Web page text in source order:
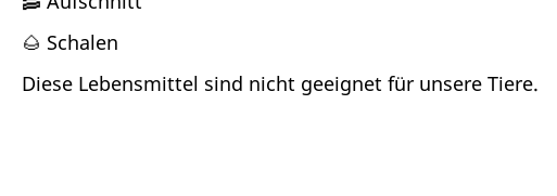
🌰 Schalen
Diese Lebensmittel sind nicht geeignet für unsere Tiere.